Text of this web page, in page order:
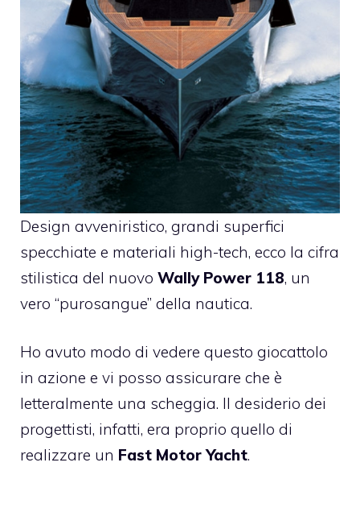
Design avveniristico, grandi superfici
specchiate e materiali high-tech, ecco la cifra
stilistica del nuovo Wally Power 118, un
vero “purosangue” della nautica.
Ho avuto modo di vedere questo giocattolo
in azione e vi posso assicurare che è
letteralmente una scheggia. Il desiderio dei
progettisti, infatti, era proprio quello di
realizzare un Fast Motor Yacht.